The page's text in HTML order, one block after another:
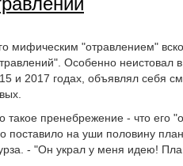
мифическим "отравлением"
Особенно
и 2017 годах, объявлял себя
такое пренебрежение - что его
поставило на уши половину
- "Он украл у меня идею!